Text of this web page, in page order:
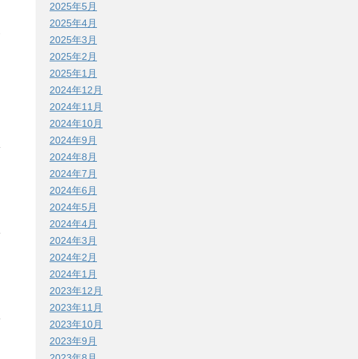
2025年5月
2025年4月
2025年3月
2025年2月
2025年1月
2024年12月
2024年11月
2024年10月
2024年9月
2024年8月
2024年7月
2024年6月
2024年5月
2024年4月
2024年3月
2024年2月
2024年1月
2023年12月
2023年11月
2023年10月
2023年9月